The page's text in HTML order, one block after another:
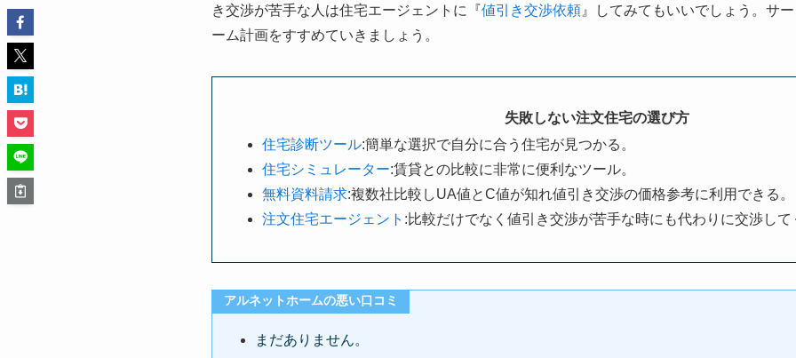
き交渉が苦手な人は住宅エージェントに『値引き交渉依頼 』してみてもいいでしょう。サ
ーム計画をすすめていきましょう。
失敗しない注文住宅の選び方
住宅診断ツール:簡単な選択で自分に合う住宅が見つかる。
住宅シミュレーター:賃貸との比較に非常に便利なツール。
無料資料請求:複数社比較しUA値とC値が知れ値引き交渉の価格参考に利用できる。
注文住宅エージェント :比較だけでなく値引き交渉が苦手な時にも代わりに交渉して
アルネットホームの悪い口コミ
まだありません。